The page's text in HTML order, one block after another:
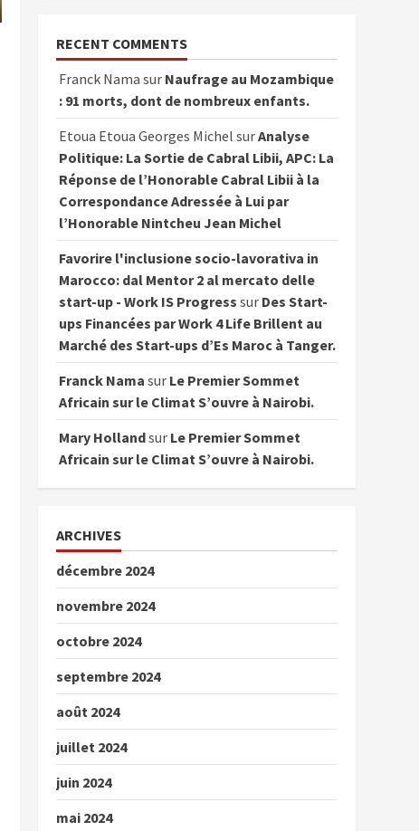
RECENT COMMENTS
Franck Nama sur Naufrage au Mozambique
: 91 morts, dont de nombreux enfants.
Etoua Etoua Georges Michel surAnalyse
Politique: La Sortie de Cabral Libii, APC: La
Réponse de l’Honorable Cabral Libii à la
Correspondance Adressée à Lui par
l’Honorable Nintcheu Jean Michel
Favorire l'inclusione socio-lavorativa in
Marocco: dal Mentor 2 al mercato delle
start-up - Work IS Progress sur Des Start-
ups Financées par Work 4 Life Brillent au
Marché des Start-ups d’Es Maroc à Tanger.
Franck Nama sur Le Premier Sommet
Africain sur le Climat S’ouvre à Nairobi.
Mary Hollandsur Le Premier Sommet
Africain sur le Climat S’ouvre à Nairobi.
ARCHIVES
décembre 2024
novembre 2024
octobre 2024
septembre 2024
août 2024
juillet 2024
juin 2024
mai 2024